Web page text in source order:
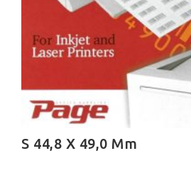
S 44,8 X 49,0 Mm